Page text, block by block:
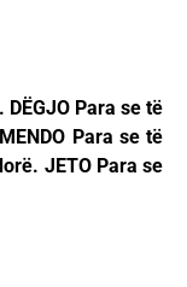
Para se të
Para se të
JETO Para se